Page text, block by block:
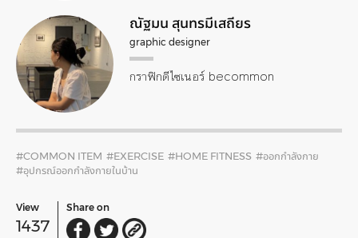
ณัฐมน สุนทรมีเสถียร
graphic designer
กราฟิกดีไซเนอร์ becommon
#COMMON ITEM #EXERCISE #HOME FITNESS #ออกกำลังกาย
#อุปกรณ์ออกกำลังกายในบ้าน
View
1437
Share on